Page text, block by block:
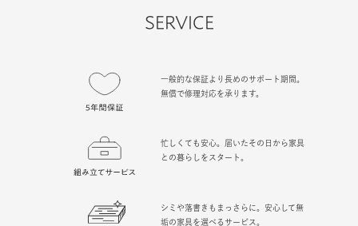
SERVICE
一般的な保証より長めのサポート期間。
無償で修理対応を承ります。
忙しくても安心。届いたその日から家具
との暮らしをスタート。
シミや落書きもまっさらに。安心して無
垢の家具を選べるサービス。